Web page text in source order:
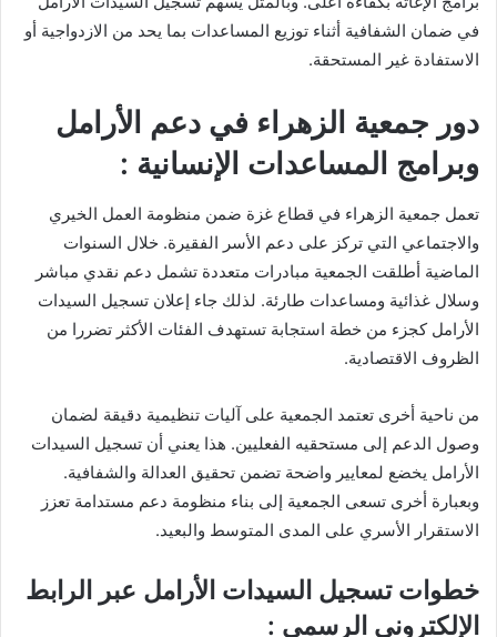
في ضمان الشفافية أثناء توزيع المساعدات بما يحد من الازدواجية أو
الاستفادة غير المستحقة.
دور جمعية الزهراء في دعم الأرامل
وبرامج المساعدات الإنسانية :
تعمل جمعية الزهراء في قطاع غزة ضمن منظومة العمل الخيري
والاجتماعي التي تركز على دعم الأسر الفقيرة. خلال السنوات
الماضية أطلقت الجمعية مبادرات متعددة تشمل دعم نقدي مباشر
وسلال غذائية ومساعدات طارئة. لذلك جاء إعلان تسجيل السيدات
الأرامل كجزء من خطة استجابة تستهدف الفئات الأكثر تضررا من
الظروف الاقتصادية.
من ناحية أخرى تعتمد الجمعية على آليات تنظيمية دقيقة لضمان
وصول الدعم إلى مستحقيه الفعليين. هذا يعني أن تسجيل السيدات
الأرامل يخضع لمعايير واضحة تضمن تحقيق العدالة والشفافية.
وبعبارة أخرى تسعى الجمعية إلى بناء منظومة دعم مستدامة تعزز
الاستقرار الأسري على المدى المتوسط والبعيد.
خطوات تسجيل السيدات الأرامل عبر الرابط
الإلكتروني الرسمي :